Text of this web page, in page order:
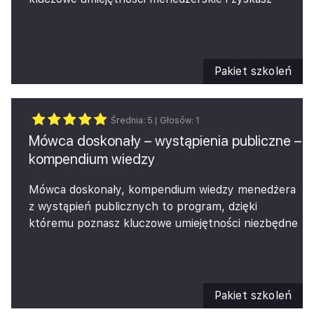
oceny,
motywowania,
budowania zespołu,
poznasz kluczowe umiejętności
Pakiet szkoleń
Średnia: 5 | Głosów: 1
Mówca doskonały – wystąpienia publiczne –
kompendium wiedzy
Mówca doskonały, kompendium wiedzy menedżera
z wystąpień publicznych to program, dzięki
któremu poznasz kluczowe umiejętności niezbędne
jak i świadomości wizerunkowej. Odpowiada na
pytanie, jak sprawnie, efektywnie i efektownie
Pakiet szkoleń